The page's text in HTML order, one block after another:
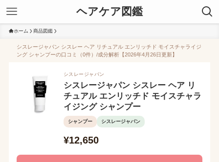
ヘアケア図鑑
ホーム 商品図鑑
シスレージャパン シスレー ヘア リチュアル エンリッチド モイスチャライジ
ング シャンプーの口コミ（0件）/成分解析【2026年4月26日更新】
シスレージャパン
シスレージャパン シスレー ヘア リ
チュアル エンリッチド モイスチャラ
イジング シャンプー
シャンプー シスレージャパン
¥12,650